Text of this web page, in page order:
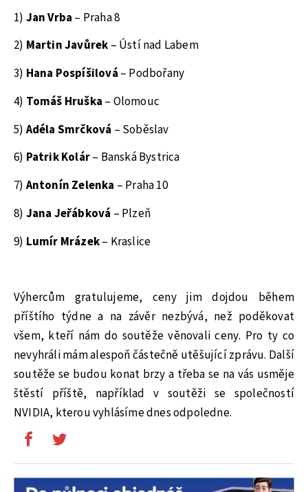
1) Jan Vrba – Praha 8
2) Martin Javůrek – Ústí nad Labem
3) Hana Pospíšilová – Podbořany
4) Tomáš Hruška – Olomouc
5)Adéla Smrčková – Soběslav
6) Patrik Kolár– Banská Bystrica
7)Antonín Zelenka – Praha 10
8) Jana Jeřábková – Plzeň
9) Lumír Mrázek– Kraslice
Výhercům gratulujeme, ceny jim dojdou během
příštího týdne a na závěr nezbývá, než poděkovat
všem, kteří nám do soutěže věnovali ceny. Pro ty co
nevyhráli mám alespoň částečně utěšující zprávu. Další
soutěže se budou konat brzy a třeba se na vás usměje
štěstí příště, například v soutěži se společností
NVIDIA, kterou vyhlásíme dnes odpoledne.